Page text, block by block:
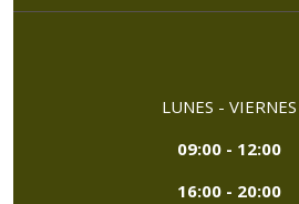
LUNES - VIERNES
09:00 - 12:00
16:00 - 20:00